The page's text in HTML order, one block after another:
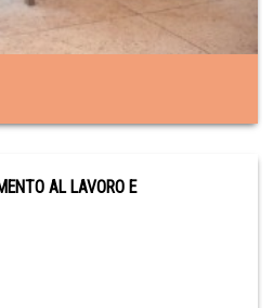
AL LAVORO E